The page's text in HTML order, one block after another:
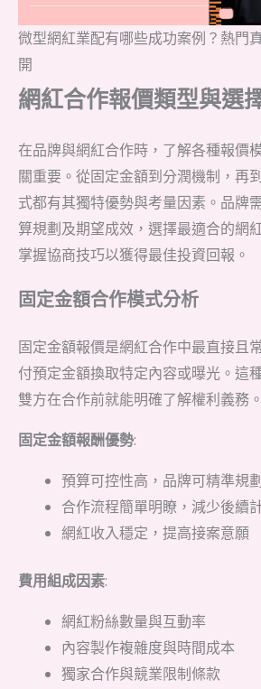
微型網紅業配有哪些成功案例？熱門
開
網紅合作報價類型與選
在品牌與網紅合作時，了解各種報價
關重要。從固定金額到分潤機制，再
式都有其獨特優勢與考量因素。品牌
算規劃及期望成效，選擇最適合的網
掌握協商技巧以獲得最佳投資回報。
固定金額合作模式分析
固定金額報價是網紅合作中最直接且
付預定金額換取特定內容或曝光。這
雙方在合作前就能明確了解權利義務。
固定金額報酬優勢:
預算可控性高，品牌可精準規
合作流程簡單明瞭，減少後續
網紅收入穩定，提高接案意願
費用組成因素:
網紅粉絲數量與互動率
內容製作複雜度與時間成本
獨家合作與競業限制條款